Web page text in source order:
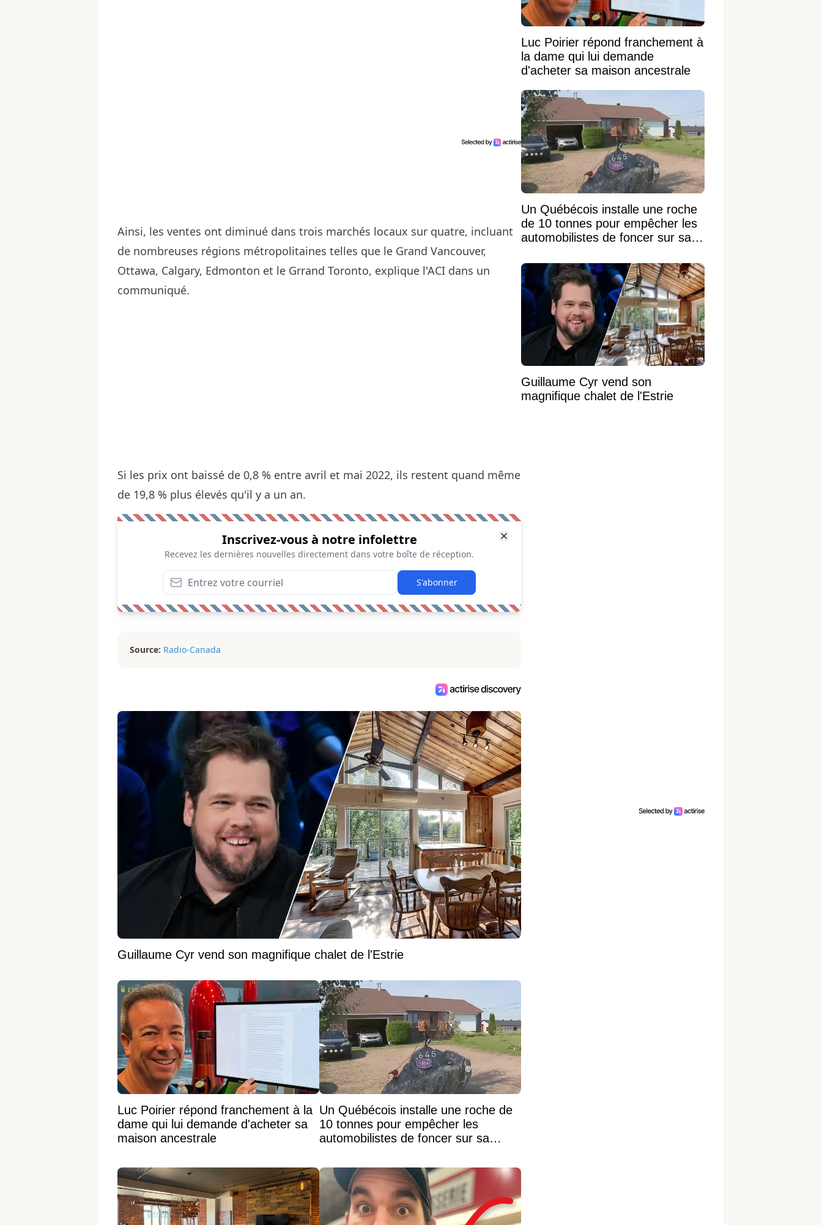
Ainsi, les ventes ont diminué dans trois marchés locaux sur quatre, incluant
de nombreuses régions métropolitaines telles que le Grand Vancouver,
Ottawa, Calgary, Edmonton et le Grrand Toronto, explique l'ACI dans un
communiqué.
Si les prix ont baissé de 0,8 % entre avril et mai 2022, ils restent quand même
de 19,8 % plus élevés qu'il y a un an.
Inscrivez-vous à notre infolettre
Recevez les dernières nouvelles directement dans votre boîte de réception.
S'abonner
Source: Radio-Canada
Guillaume Cyr vend son magnifique chalet de l'Estrie
Luc Poirier répond franchement à la
dame qui lui demande d'acheter sa
maison ancestrale
Un Québécois installe une roche de
10 tonnes pour empêcher les
automobilistes de foncer sur sa
Luc Poirier répond franchement à
la dame qui lui demande
d'acheter sa maison ancestrale
Un Québécois installe une roche
de 10 tonnes pour empêcher les
automobilistes de foncer sur sa
Guillaume Cyr vend son
magnifique chalet de l'Estrie